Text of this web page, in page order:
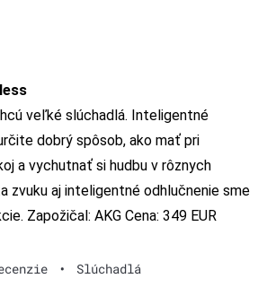
veľké slúchadlá. Inteligentné
dobrý spôsob, ako mať pri
a vychutnať si hudbu v rôznych
zvuku aj inteligentné odhlučnenie sme
Zapožičal: AKG Cena: 349 EUR
• Slúchadlá